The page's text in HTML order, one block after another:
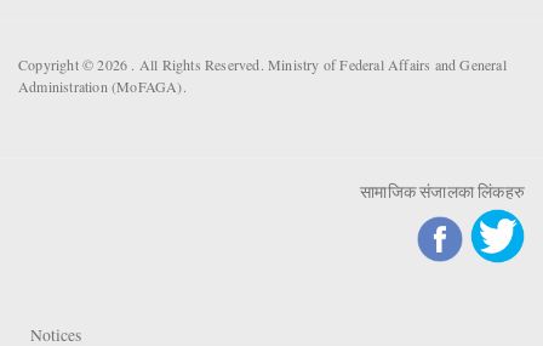
Copyright © 2026 . All Rights Reserved. Ministry of Federal Affairs and General
Administration (MoFAGA).
सामाजिक संजालका लिंकहरु
Notices